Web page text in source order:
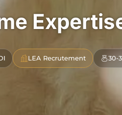
LEA Recrutement 30-